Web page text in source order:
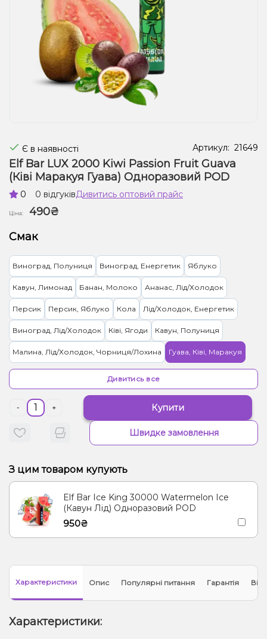
Рідини для електронних сигарет
Подарункові набори
Уцінка
Є в наявності Артикул: 21649
Elf Bar LUX 2000 Kiwi Passion Fruit Guava
(Ківі Маракуя Гуава) Одноразовий POD
0 0 відгуківДивитись оптовий прайс
Ціна:
490₴
Смак
Виноград, Полуниця Виноград, Енергетик Яблуко
Кавун, Лимонад Банан, Молоко Ананас, Лід/Холодок
Персик Персик, Яблуко Кола Лід/Холодок, Енергетик
Виноград, Лід/Холодок Ківі, Ягоди Кавун, Полуниця
Малина, Лід/Холодок, Чорниця/Лохина Гуава, Ківі, Маракуя
Ананас, Манго, Персик Апельсин, Ананас, Манго
Полуниця, Мохіто
Дивитись все
- + Купити
Швидке замовлення
З цим товаром купують
Elf Bar Ice King 30000 Watermelon Ice
(Кавун Лід) Одноразовий POD
950₴
Характеристики Опис Популярні питання Гарантія
Характеристики: